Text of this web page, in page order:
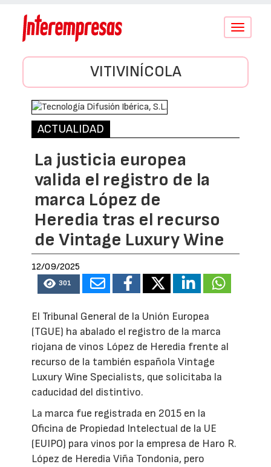
Conmutar
VITIVINÍCOLA
ACTUALIDAD
La justicia europea
valida el registro de la
marca López de
Heredia tras el recurso
de Vintage Luxury Wine
12/09/2025
301
El Tribunal General de la Unión Europea
(TGUE) ha abalado el registro de la marca
riojana de vinos López de Heredia frente al
recurso de la también española Vintage
Luxury Wine Specialists, que solicitaba la
caducidad del distintivo.
La marca fue registrada en 2015 en la
Oficina de Propiedad Intelectual de la UE
(EUIPO) para vinos por la empresa de Haro R.
López de Heredia Viña Tondonia, pero